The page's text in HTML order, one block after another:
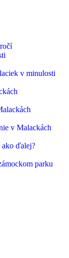
v minulosti
v Malackách
ako ďalej?
parku